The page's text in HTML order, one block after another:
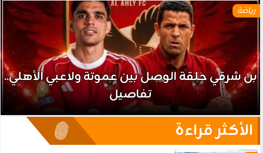
رياضة
بن شرقي حلقة الوصل بين عموتة ولاعبي الأهلي..
تفاصيل
الأكثر قراءة